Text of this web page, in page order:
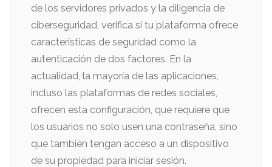
de los servidores privados y la diligencia de
ciberseguridad, verifica si tu plataforma ofrece
características de seguridad como la
autenticación de dos factores. En la
actualidad, la mayoría de las aplicaciones,
incluso las plataformas de redes sociales,
ofrecen esta configuración, que requiere que
los usuarios no solo usen una contraseña, sino
que también tengan acceso a un dispositivo
de su propiedad para iniciar sesión.